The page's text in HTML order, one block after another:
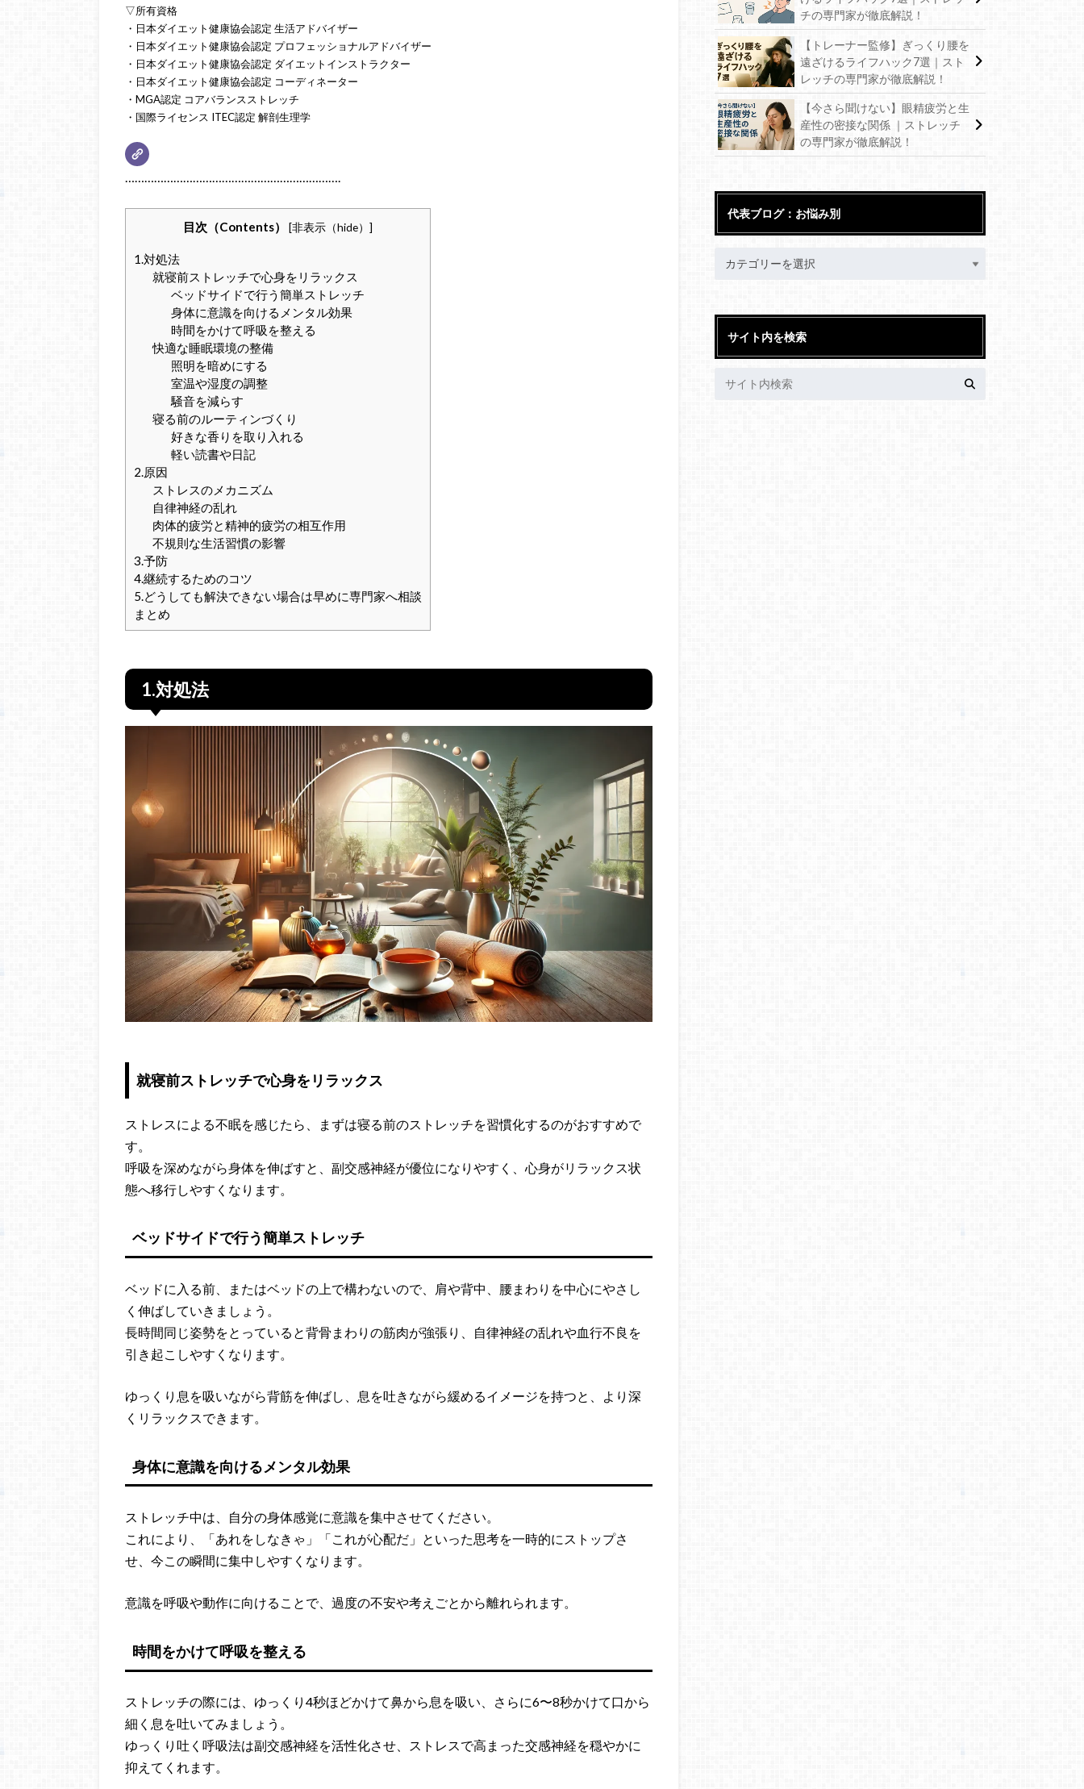
▽所有資格
・日本ダイエット健康協会認定 生活アドバイザー
・日本ダイエット健康協会認定 プロフェッショナルアドバイザー
・日本ダイエット健康協会認定 ダイエットインストラクター
・日本ダイエット健康協会認定 コーディネーター
・MGA認定 コアバランスストレッチ
・国際ライセンス ITEC認定 解剖生理学
………………………………………………………….
目次（Contents） [非表示（hide） ]
1.対処法
就寝前ストレッチで心身をリラックス
ベッドサイドで行う簡単ストレッチ
身体に意識を向けるメンタル効果
時間をかけて呼吸を整える
快適な睡眠環境の整備
照明を暗めにする
室温や湿度の調整
騒音を減らす
寝る前のルーティンづくり
好きな香りを取り入れる
軽い読書や日記
2.原因
ストレスのメカニズム
自律神経の乱れ
肉体的疲労と精神的疲労の相互作用
不規則な生活習慣の影響
3.予防
4.継続するためのコツ
5.どうしても解決できない場合は早めに専門家へ相談
まとめ
1.対処法
就寝前ストレッチで心身をリラックス
ストレスによる不眠を感じたら、まずは寝る前のストレッチを習慣化するのがおすすめで
す。
呼吸を深めながら身体を伸ばすと、副交感神経が優位になりやすく、心身がリラックス状
態へ移行しやすくなります。
ベッドサイドで行う簡単ストレッチ
ベッドに入る前、またはベッドの上で構わないので、肩や背中、腰まわりを中心にやさし
く伸ばしていきましょう。
長時間同じ姿勢をとっていると背骨まわりの筋肉が強張り、自律神経の乱れや血行不良を
引き起こしやすくなります。
ゆっくり息を吸いながら背筋を伸ばし、息を吐きながら緩めるイメージを持つと、より深
くリラックスできます。
身体に意識を向けるメンタル効果
ストレッチ中は、自分の身体感覚に意識を集中させてください。
これにより、「あれをしなきゃ」「これが心配だ」といった思考を一時的にストップさ
せ、今この瞬間に集中しやすくなります。
意識を呼吸や動作に向けることで、過度の不安や考えごとから離れられます。
時間をかけて呼吸を整える
ストレッチの際には、ゆっくり4秒ほどかけて鼻から息を吸い、さらに6〜8秒かけて口から
細く息を吐いてみましょう。
ゆっくり吐く呼吸法は副交感神経を活性化させ、ストレスで高まった交感神経を穏やかに
抑えてくれます。
チの専門家が徹底解説！
【トレーナー監修】ぎっくり腰を
遠ざけるライフハック7選｜スト
レッチの専門家が徹底解説！
【今さら聞けない】眼精疲労と生
産性の密接な関係 ｜ストレッチ
の専門家が徹底解説！
代表ブログ：お悩み別
サイト内を検索